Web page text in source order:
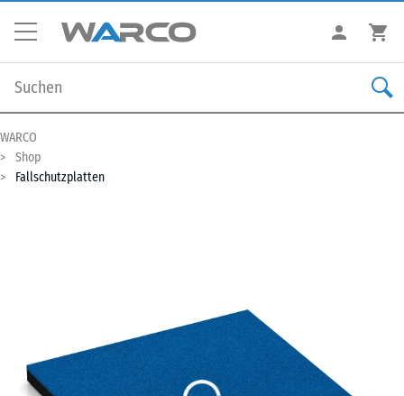
WARCO
Shop
Fallschutzplatten